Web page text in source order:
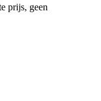
prijs, geen